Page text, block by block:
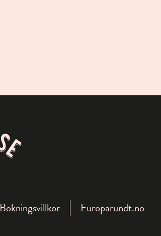
Bokningsvillkor Europarundt.no